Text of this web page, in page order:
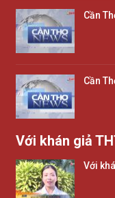
Cần
Cần
Với khán giả
Với